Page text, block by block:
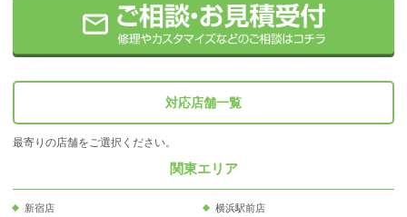
対応店舗一覧
最寄りの店舗をご選択ください。
関東エリア
新宿店
横浜駅前店